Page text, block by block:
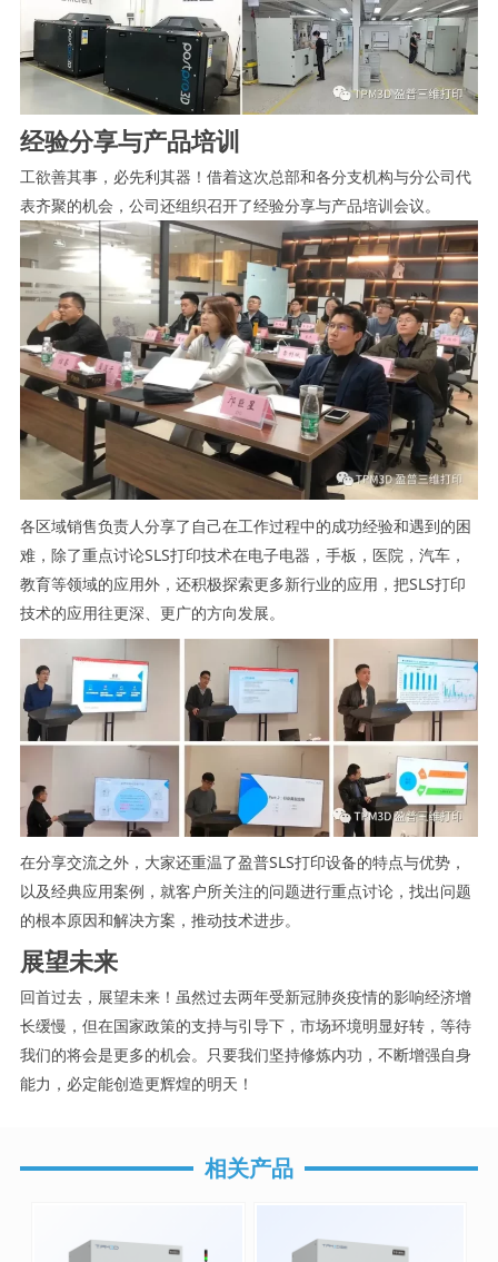
经验分享与产品培训
工欲善其事，必先利其器！借着这次总部和各分支机构与分公司代
表齐聚的机会，公司还组织召开了经验分享与产品培训会议。
各区域销售负责人分享了自己在工作过程中的成功经验和遇到的困
难，除了重点讨论SLS打印技术在电子电器，手板，医院，汽车，
教育等领域的应用外，还积极探索更多新行业的应用，把SLS打印
技术的应用往更深、更广的方向发展。
在分享交流之外，大家还重温了盈普SLS打印设备的特点与优势，
以及经典应用案例，就客户所关注的问题进行重点讨论，找出问题
的根本原因和解决方案，推动技术进步。
展望未来
回首过去，展望未来！虽然过去两年受新冠肺炎疫情的影响经济增
长缓慢，但在国家政策的支持与引导下，市场环境明显好转，等待
我们的将会是更多的机会。只要我们坚持修炼内功，不断增强自身
能力，必定能创造更辉煌的明天！
相关产品